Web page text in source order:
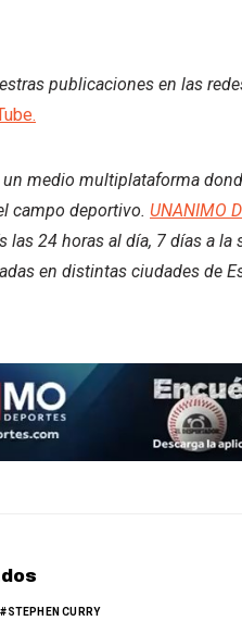
publicaciones en las
un medio multiplataforma
campo deportivo. UNANIMO
las 24 horas al día, 7 días a
en distintas ciudades de
STEPHEN CURRY